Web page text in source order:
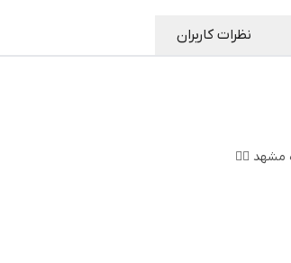
نظرات کاربران
مشهد 👇🏻